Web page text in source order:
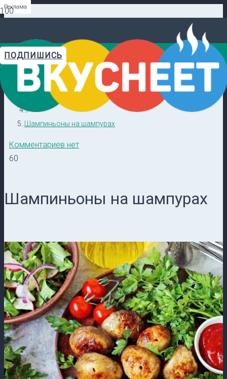
ПОДПИШИСЬ
Видеорецепты в ТГ →
Главная
/
Кулинарные секреты
/
Шампиньоны на шампурах
Комментариев нет
60
Шампиньоны на шампурах
Реклама
Реклама
Реклама
Реклама
Реклама
Реклама